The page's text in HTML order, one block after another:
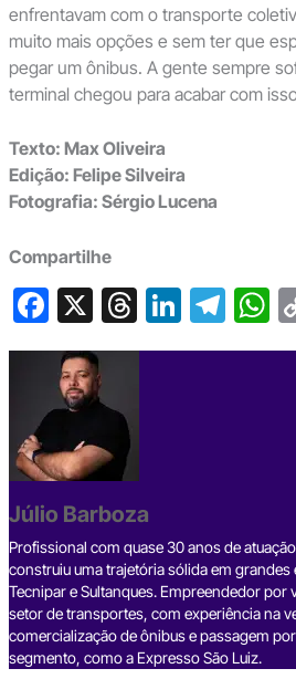
enfrentavam com o transporte
muito mais opções e sem ter que
pegar um ônibus. A gente sempre
terminal chegou para acabar com
Texto: Max Oliveira
Edição: Felipe Silveira
Fotografia: Sérgio Lucena
Compartilhe
F
a
c
e
b
o
o
k
X T
hr
s
Li
n
T
el h
Júlio Barboza
Profissional com quase 30 anos de
construiu uma trajetória sólida em
Tecnipar e Sultanques. Empreendedor por
setor de transportes, com experiência na
comercialização de ônibus e passagem
segmento, como a Expresso São Luiz.